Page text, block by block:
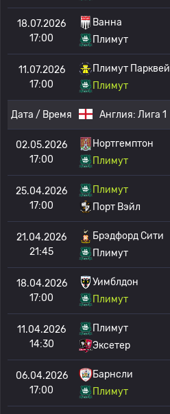
18.07.2026
17:00
Ванна
Плимут
11.07.2026
17:00
Плимут Парквей
Плимут
Дата / Время Англия: Лига 1
02.05.2026
17:00
Нортгемптон
Плимут
25.04.2026
17:00
Плимут
Порт Вэйл
21.04.2026
21:45
Брэдфорд Сити
Плимут
18.04.2026
17:00
Уимблдон
Плимут
11.04.2026
14:30
Плимут
Эксетер
06.04.2026
17:00
Барнсли
Плимут